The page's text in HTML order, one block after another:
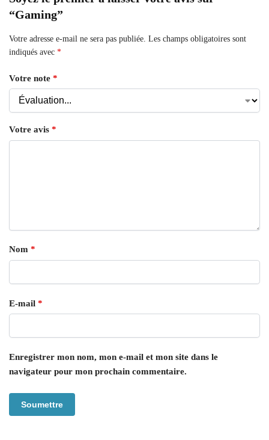
“Gaming”
Votre adresse e-mail ne sera pas publiée. Les champs obligatoires sont
indiqués avec *
Votre note *
Votre avis *
Nom *
E-mail *
Enregistrer mon nom, mon e-mail et mon site dans le
navigateur pour mon prochain commentaire.